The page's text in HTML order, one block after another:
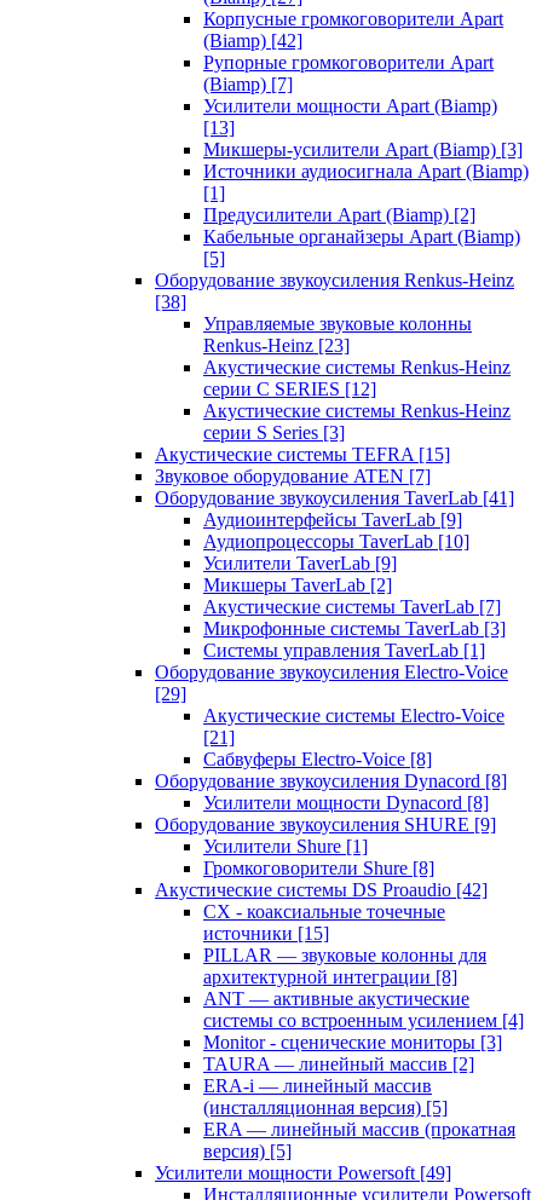
Корпусные громкоговорители Apart
(Biamp) [42]
Рупорные громкоговорители Apart
(Biamp) [7]
Усилители мощности Apart (Biamp)
[13]
Микшеры-усилители Apart (Biamp) [3]
Источники аудиосигнала Apart (Biamp)
[1]
Предусилители Apart (Biamp) [2]
Кабельные органайзеры Apart (Biamp)
[5]
Оборудование звукоусиления Renkus-Heinz
[38]
Управляемые звуковые колонны
Renkus-Heinz [23]
Акустические системы Renkus-Heinz
серии C SERIES [12]
Акустические системы Renkus-Heinz
серии S Series [3]
Акустические системы TEFRA [15]
Звуковое оборудование ATEN [7]
Оборудование звукоусиления TaverLab [41]
Аудиоинтерфейсы TaverLab [9]
Аудиопроцессоры TaverLab [10]
Усилители TaverLab [9]
Микшеры TaverLab [2]
Акустические системы TaverLab [7]
Микрофонные системы TaverLab [3]
Системы управления TaverLab [1]
Оборудование звукоусиления Electro-Voice
[29]
Акустические системы Electro-Voice
[21]
Сабвуферы Electro-Voice [8]
Оборудование звукоусиления Dynacord [8]
Усилители мощности Dynacord [8]
Оборудование звукоусиления SHURE [9]
Усилители Shure [1]
Громкоговорители Shure [8]
Акустические системы DS Proaudio [42]
CX - коаксиальные точечные
источники [15]
PILLAR — звуковые колонны для
архитектурной интеграции [8]
ANT — активные акустические
системы со встроенным усилением [4]
Monitor - сценические мониторы [3]
TAURA — линейный массив [2]
ERA-i — линейный массив
(инсталляционная версия) [5]
ERA — линейный массив (прокатная
версия) [5]
Усилители мощности Powersoft [49]
Инсталляционные усилители Powersoft